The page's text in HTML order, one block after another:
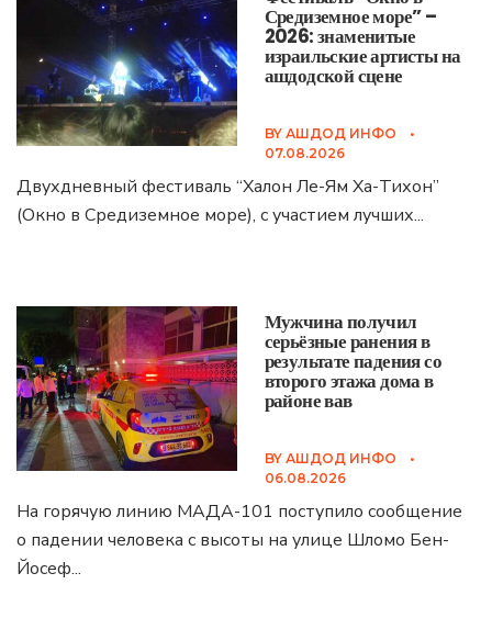
Средиземное море” –
2026: знаменитые
израильские артисты на
ашдодской сцене
BY АШДОД ИНФО
•
07.08.2026
Двухдневный фестиваль “Халон Ле-Ям Ха-Тихон”
(Окно в Средиземное море), с участием лучших...
Мужчина получил
серьёзные ранения в
результате падения со
второго этажа дома в
районе вав
BY АШДОД ИНФО
•
06.08.2026
На горячую линию МАДА-101 поступило сообщение
о падении человека с высоты на улице Шломо Бен-
Йосеф...